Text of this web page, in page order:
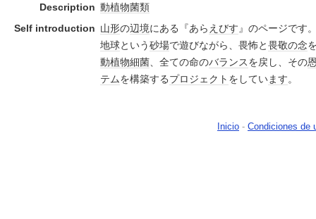
Description 動植物菌類
Self introduction 山形の辺境にある『あら えびす』のページです
地球という砂場で遊びながら、畏怖と畏敬の念
動植物細菌、全ての命のバランスを戻し、その
テムを構築するプロジェクト をしています。
Inicio - Condiciones de